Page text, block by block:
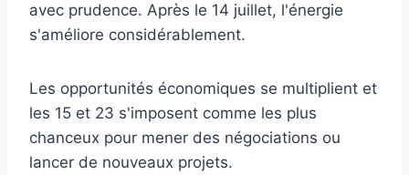
avec prudence. Après le 14 juillet, l'énergie
s'améliore considérablement.
Les opportunités économiques se multiplient et
les 15 et 23 s'imposent comme les plus
chanceux pour mener des négociations ou
lancer de nouveaux projets.